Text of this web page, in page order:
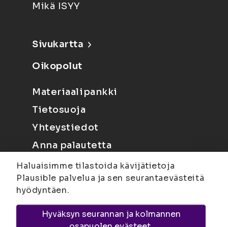
Mikä ISYY
Sivukartta
Oikopolut
Materiaalipankki
Tietosuoja
Yhteystiedot
Anna palautetta
Joensuu Suvantokatu 6, 80100 Joensuu |
Haluaisimme tilastoida kävijätietoja
Plausible palvelua ja sen seurantaevästeitä
hyödyntäen.
Hyväksyn seurannan ja kolmannen